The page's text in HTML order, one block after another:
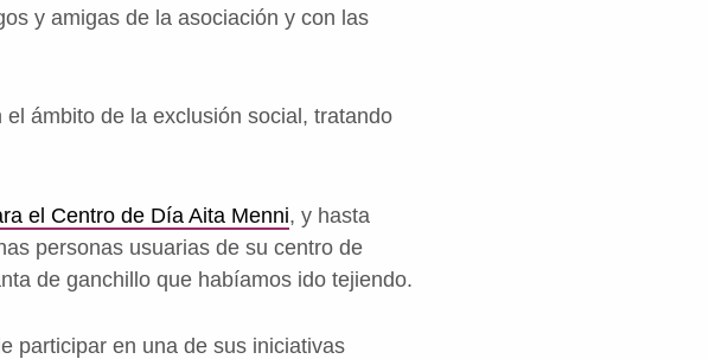
y amigas de la asociación y con las
ámbito de la exclusión social, tratando
el Centro de Día Aita Menni, y hasta
personas usuarias de su centro de
de ganchillo que habíamos ido tejiendo.
participar en una de sus iniciativas